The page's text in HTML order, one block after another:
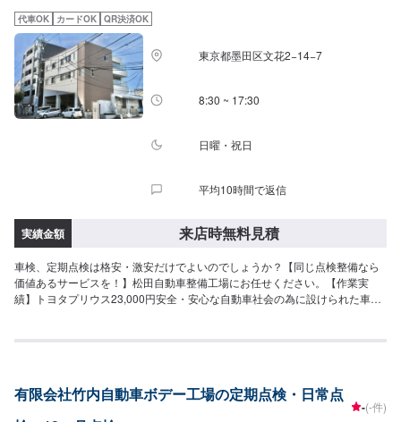
合もございますので、まずはお気軽にご相談ください。※代車の燃料代はお客
様にご負担いただいております。<定休日・営業時間>定休日：なし営業時
間：9:00~18:00クレジット・QR決済などをご希望の方は事前にお申し付けく
ださい。
代車OK カードOK QR決済OK
東京都墨田区文花2−14−7
8:30 ~ 17:30
日曜・祝日
平均10時間で返信
実績金額 来店時無料見積
車検、定期点検は格安・激安だけでよいのでしょうか？【同じ点検整備なら
価値あるサービスを！】松田自動車整備工場にお任せください。【作業実
績】トヨタプリウス23,000円安全・安心な自動車社会の為に設けられた車検
よいのでしょうか？弊社の『車検』『定期点検』は、次回の車検・検査ま
車：16500円〜目安の金額ですので、お車によって実際の金額は増減いたし
ます。詳細はお問い合わせいただければお見積りいたします。【代車につい
有限会社竹内自動車ボデー工場の定期点検・日常点
-(-件)